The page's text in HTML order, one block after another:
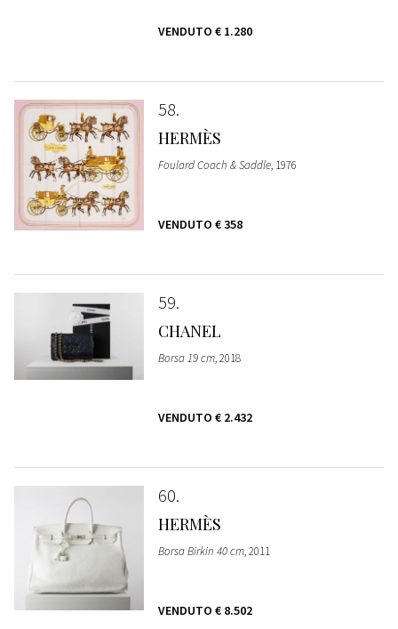
VENDUTO € 1.280
58
HERMÈS
Foulard Coach & Saddle, 1976
VENDUTO € 358
59
CHANEL
Borsa 19 cm, 2018
VENDUTO € 2.432
60
HERMÈS
Borsa Birkin 40 cm, 2011
VENDUTO € 8.502